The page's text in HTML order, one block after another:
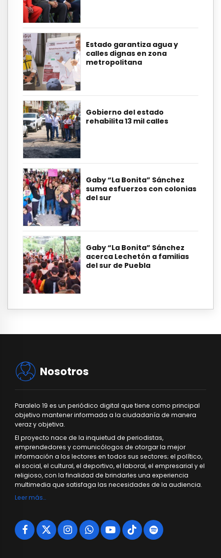
Estado garantiza agua y
calles dignas en zona
metropolitana
Gobierno del estado
rehabilita 13 mil calles
Gaby “La Bonita” Sánchez
suma esfuerzos con colonias
del sur
Gaby “La Bonita” Sánchez
acerca Lechetón a familias
del sur de Puebla
Nosotros
Paralelo 19 es un periódico digital que tiene como principal
objetivo mantener informada a la ciudadanía de manera
veraz y objetiva.
El proyecto nace de la inquietud de periodistas,
emprendedores y comunicólogos de otorgar la mejor
información a los lectores en todos sus sectores; el político,
el social, el cultural, el deportivo, el laboral, el empresarial y el
religioso, con la finalidad de brindarles una experiencia
multimedia que satisfaga las necesidades de la audiencia.
Leer más…